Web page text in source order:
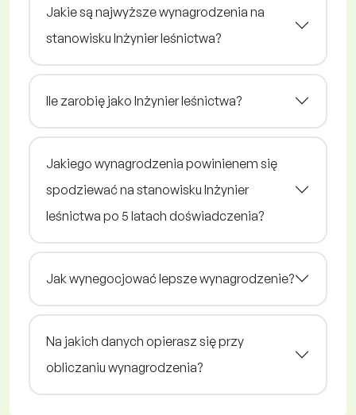
Jakie są najwyższe wynagrodzenia na
stanowisku Inżynier leśnictwa?
Ile zarobię jako Inżynier leśnictwa?
Jakiego wynagrodzenia powinienem się
spodziewać na stanowisku Inżynier
leśnictwa po 5 latach doświadczenia?
Jak wynegocjować lepsze wynagrodzenie?
Na jakich danych opierasz się przy
obliczaniu wynagrodzenia?